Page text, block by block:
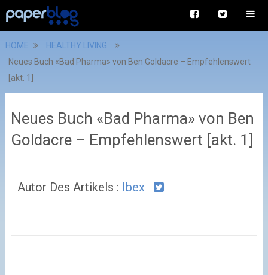
HOME
HEALTHY LIVING
Neues Buch «Bad Pharma» von Ben Goldacre – Empfehlenswert
[akt. 1]
Neues Buch «Bad Pharma» von Ben
Goldacre – Empfehlenswert [akt. 1]
Autor Des Artikels : Ibex